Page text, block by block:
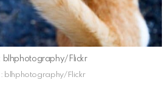
blhphotography/Flickr
: blhphotography/Flickr